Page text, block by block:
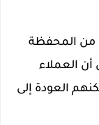
من المحفظة
أن العملاء
العودة إلى